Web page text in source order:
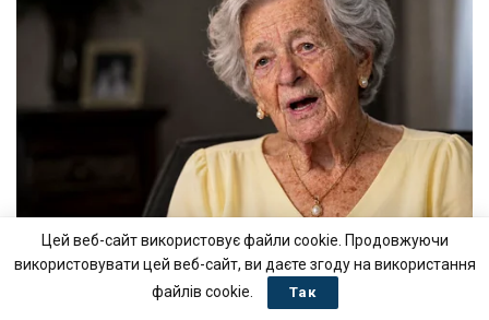
Цей веб-сайт використовує файли cookie. Продовжуючи
використовувати цей веб-сайт, ви даєте згоду на використання
файлів cookie.
Так